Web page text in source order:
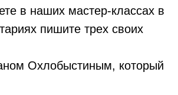
в наших мастер-классах в
пишите трех своих
Охлобыстиным, который